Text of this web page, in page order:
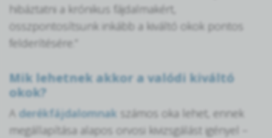
hibáztatni a krónikus fájdalmakért,
összpontosítsunk inkább a kiváltó okok pontos
felderítésére.”
Mik lehetnek akkor a valódi kiváltó
okok?
A derékfájdalomnak számos oka lehet, ennek
megállapítása alapos orvosi kivizsgálást igényel –